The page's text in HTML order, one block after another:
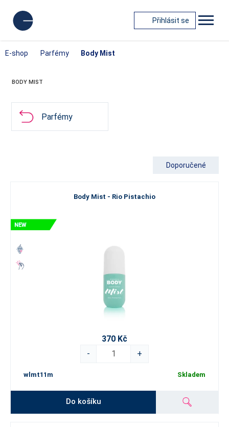
Přihlásit se
E-shop Parfémy Body Mist
BODY MIST
Parfémy
Doporučené
Body Mist - Rio Pistachio
370 Kč
-
+
wlmt11m Skladem
Do košíku